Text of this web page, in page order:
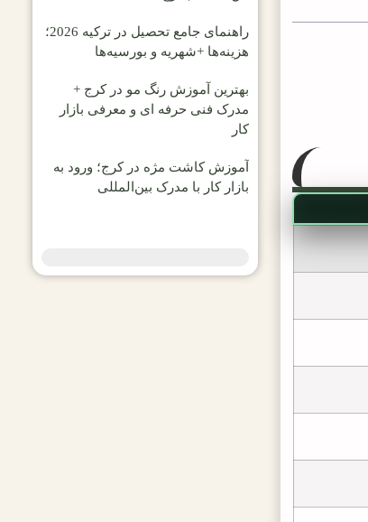
راهنمای جامع تحصیل در ترکیه 2026؛
هزینه‌ها +شهریه و بورسیه‌ها
بهترین آموزش رنگ مو در کرج +
مدرک فنی حرفه ای و معرفی بازار
کار
آموزش کاشت مژه در کرج؛ ورود به
بازار کار با مدرک بین‌المللی